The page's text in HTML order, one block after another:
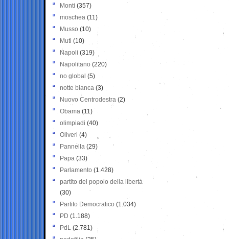
Monti (357)
moschea (11)
Musso (10)
Muti (10)
Napoli (319)
Napolitano (220)
no global (5)
notte bianca (3)
Nuovo Centrodestra (2)
Obama (11)
olimpiadi (40)
Oliveri (4)
Pannella (29)
Papa (33)
Parlamento (1.428)
partito del popolo della libertà
(30)
Partito Democratico (1.034)
PD (1.188)
PdL (2.781)